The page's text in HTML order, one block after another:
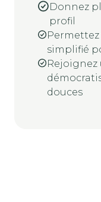
Donnez
profil
simplifié
douces